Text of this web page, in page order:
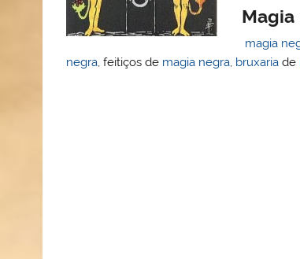
Magia
magia
negra, feitiços de magia negra, bruxaria de